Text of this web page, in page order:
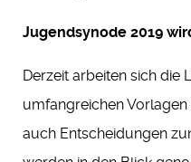
Jugendsynode 2019
Derzeit arbeiten sich die
umfangreichen
auch Entscheidungen